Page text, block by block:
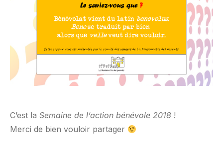
C’est la Semaine de l’action bénévole 2018 !
Merci de bien vouloir partager